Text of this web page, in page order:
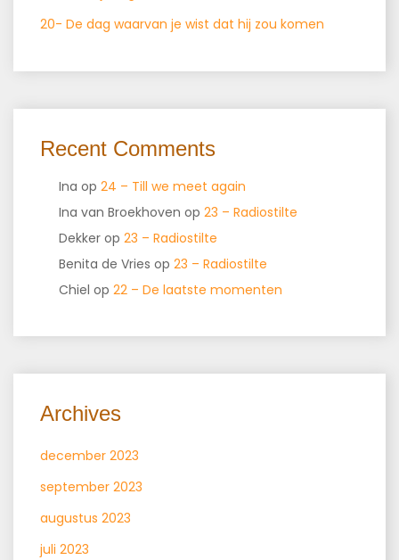
20- De dag waarvan je wist dat hij zou komen
Recent Comments
Ina op 24 – Till we meet again
Ina van Broekhoven op 23 – Radiostilte
Dekker op 23 – Radiostilte
Benita de Vries op 23 – Radiostilte
Chiel op 22 – De laatste momenten
Archives
december 2023
september 2023
augustus 2023
juli 2023